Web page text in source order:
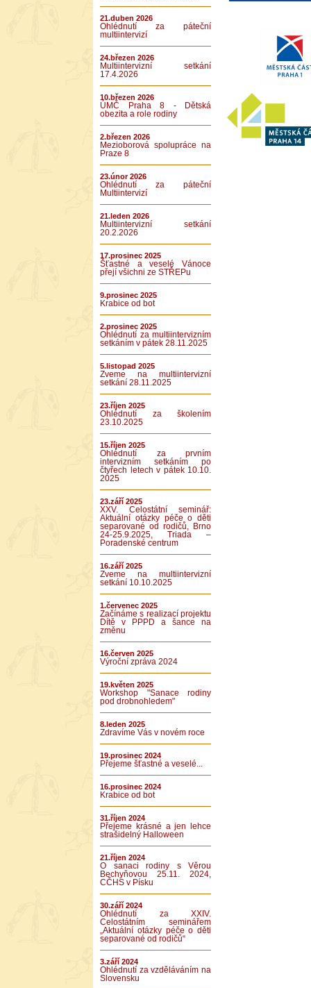
21.duben 2026
Ohlédnutí za páteční
multiintervizí
24.březen 2026
Multiintervizní setkání
17.4.2026
10.březen 2026
ÚMČ Praha 8 - Dětská
obezita a role rodiny
2.březen 2026
Mezioborová spolupráce na
Praze 8
23.únor 2026
Ohlédnutí za páteční
Multiintervizí
21.leden 2026
Multiintervizní setkání
20.2.2026
17.prosinec 2025
Šťastné a veselé Vánoce
přejí všichni ze STŘEPu
9.prosinec 2025
Krabice od bot
2.prosinec 2025
Ohlédnutí za multiintervizním
setkáním v pátek 28.11.2025
5.listopad 2025
Zveme na multiintervizní
setkání 28.11.2025
23.říjen 2025
Ohlédnutí za školením
23.10.2025
15.říjen 2025
Ohlédnutí za prvním
intervizním setkáním po
čtyřech letech v pátek 10.10.
2025
23.září 2025
XXV. Celostátní seminář:
Aktuální otázky péče o děti
separované od rodičů, Brno
24-25.9.2025, Triada –
Poradenské centrum
16.září 2025
Zveme na multiintervizní
setkání 10.10.2025
1.červenec 2025
Začínáme s realizací projektu
Dítě v PPPD a šance na
změnu
16.červen 2025
Výroční zpráva 2024
19.květen 2025
Workshop "Sanace rodiny
pod drobnohledem"
8.leden 2025
Zdravíme Vás v novém roce
19.prosinec 2024
Přejeme šťastné a veselé...
16.prosinec 2024
Krabice od bot
31.říjen 2024
Přejeme krásné a jen lehce
strašidelný Halloween
21.říjen 2024
O sanaci rodiny s Věrou
Bechyňovou 25.11. 2024,
CČHS v Písku
30.září 2024
Ohlédnutí za XXIV.
Celostátním seminářem
„Aktuální otázky péče o děti
separované od rodičů“
3.září 2024
Ohlédnutí za vzděláváním na
Slovensku